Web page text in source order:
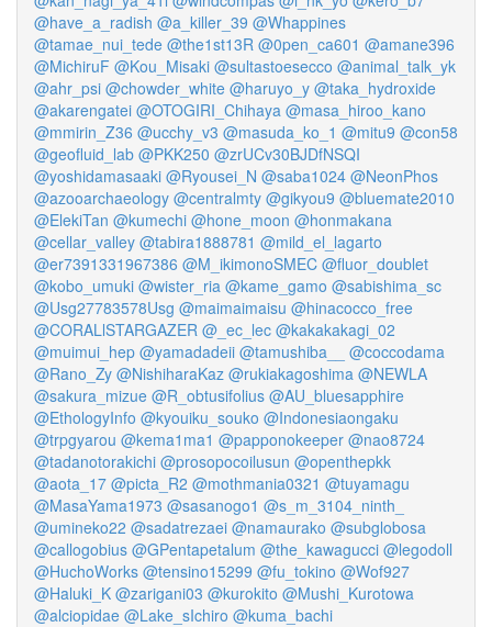
@have_a_radish @a_killer_39 @Whappines
@tamae_nui_tede @the1st13R @0pen_ca601 @amane396
@MichiruF @Kou_Misaki @sultastoesecco @animal_talk_yk
@ahr_psi @chowder_white @haruyo_y @taka_hydroxide
@akarengatei @OTOGIRI_Chihaya @masa_hiroo_kano
@mmirin_Z36 @ucchy_v3 @masuda_ko_1 @mitu9 @con58
@geofluid_lab @PKK250 @zrUCv30BJDfNSQI
@yoshidamasaaki @Ryousei_N @saba1024 @NeonPhos
@azooarchaeology @centralmty @gikyou9 @bluemate2010
@ElekiTan @kumechi @hone_moon @honmakana
@cellar_valley @tabira1888781 @mild_el_lagarto
@er7391331967386 @M_ikimonoSMEC @fluor_doublet
@kobo_umuki @wister_ria @kame_gamo @sabishima_sc
@Usg27783578Usg @maimaimaisu @hinacocco_free
@CORALlSTARGAZER @_ec_lec @kakakakagi_02
@muimui_hep @yamadadeii @tamushiba__
@coccodama
@Rano_Zy @NishiharaKaz @rukiakagoshima @NEWLA
@sakura_mizue @R_obtusifolius @AU_bluesapphire
@EthologyInfo @kyouiku_souko @Indonesiaongaku
@trpgyarou @kema1ma1 @papponokeeper @nao8724
@tadanotorakichi @prosopocoilusun @openthepkk
@aota_17 @picta_R2 @mothmania0321 @tuyamagu
@MasaYama1973 @sasanogo1 @s_m_3104_ninth_
@umineko22 @sadatrezaei @namaurako @subglobosa
@callogobius @GPentapetalum @the_kawagucci @legodoll
@HuchoWorks @tensino15299 @fu_tokino @Wof927
@Haluki_K @zarigani03 @kurokito @Mushi_Kurotowa
@alciopidae @Lake_sIchiro @kuma_bachi